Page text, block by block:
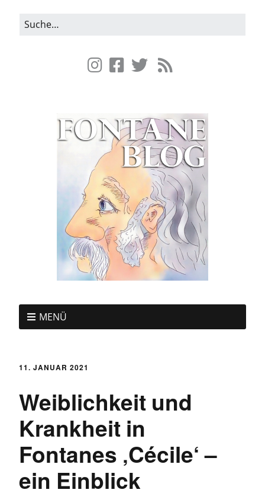
MENÜ
11. JANUAR 2021
Weiblichkeit und
Krankheit in
Fontanes ‚Cécile‘ –
ein Einblick